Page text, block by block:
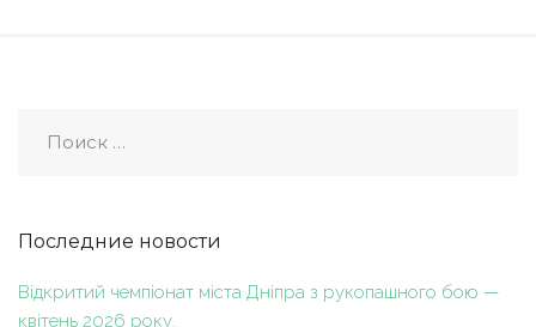
Последние новости
Відкритий чемпіонат міста Дніпра з рукопашного бою —
квітень 2026 року.